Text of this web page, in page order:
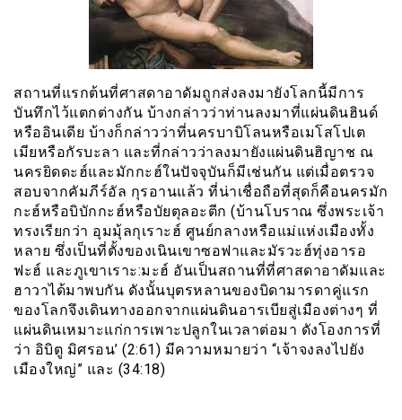
สถานที่แรกต้นที่ศาสดาอาดัมถูกส่งลงมายังโลกนี้มีการ
บันทึกไว้แตกต่างกัน บ้างกล่าวว่าท่านลงมาที่แผ่นดินฮินด์
หรืออินเดีย บ้างก็กล่าวว่าที่นครบาบิโลนหรือเมโสโปเต
เมียหรือกัรบะลา และที่กล่าวว่าลงมายังแผ่นดินฮิญาช ณ
นครยิดดะฮ์และมักกะฮ์ในปัจจุบันก็มีเช่นกัน แต่เมื่อตรวจ
สอบจากคัมภีร์อัล กุรอานแล้ว ที่น่าเชื่อถือที่สุดก็คือนครมัก
กะฮ์หรือบิบักกะฮ์หรือบัยตุลอะตีก (บ้านโบราณ ซึ่งพระเจ้า
ทรงเรียกว่า อุมมุ้ลกุเราะฮ์ ศูนย์กลางหรือแม่แห่งเมืองทั้ง
หลาย ซึ่งเป็นที่ตั้งของเนินเขาซอฟาและมัรวะฮ์ทุ่งอารอ
ฟะฮ์ และภูเขาเราะ:มะฮ์ อันเป็นสถานที่ที่ศาสดาอาดัมและ
ฮาวาได้มาพบกัน ดังนั้นบุตรหลานของบิดามารดาคู่แรก
ของโลกจึงเดินทางออกจากแผ่นดินอารเบียสู่เมืองต่างๆ ที่
แผ่นดินเหมาะแก่การเพาะปลูกในเวลาต่อมา ดังโองการที่
ว่า อิบิตู มิศรอน’ (2:61) มีความหมายว่า “เจ้าจงลงไปยัง
เมืองใหญ่” และ (34:18)